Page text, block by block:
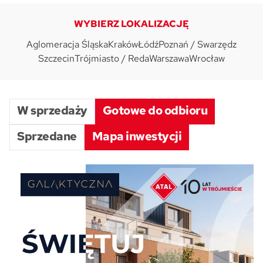
WYBIERZ LOKALIZACJĘ
Aglomeracja ŚląskaKrakówŁódźPoznań / Swarzędz
SzczecinTrójmiasto / RedaWarszawaWrocław
W sprzedaży
Gotowe do odbioru
Sprzedane
Mapa inwestycji
Skwer Witosa w Piastowie